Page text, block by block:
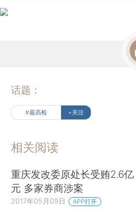
话题：
#最高检 +关注
相关阅读
重庆发改委原处长受贿2.6亿
元 多家券商涉案
2017年05月09日 APP打开